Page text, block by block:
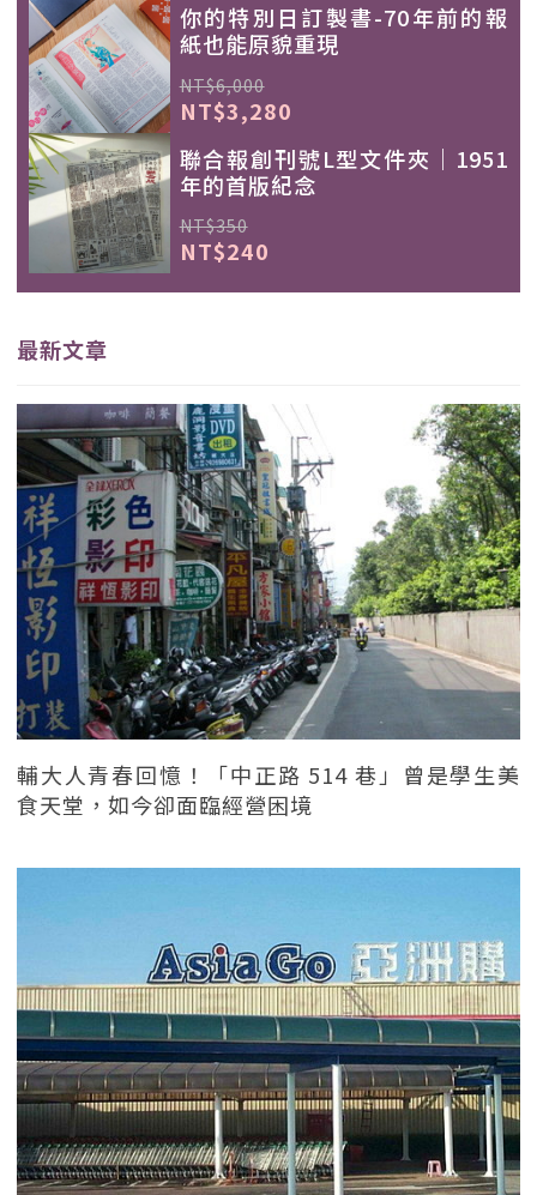
你的特別日訂製書-70年前的報
紙也能原貌重現
NT$6,000
NT$3,280
聯合報創刊號L型文件夾｜1951
年的首版紀念
NT$350
NT$240
最新文章
輔大人青春回憶！「中正路 514 巷」曾是學生美
食天堂，如今卻面臨經營困境